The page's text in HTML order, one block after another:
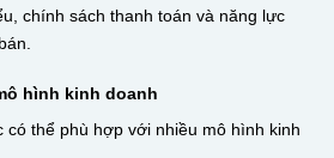
chính sách thanh toán và năng lực
hình kinh doanh
có thể phù hợp với nhiều mô hình kinh